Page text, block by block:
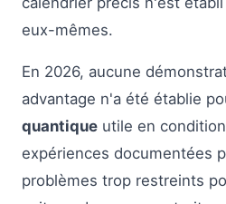
eux-mêmes.
En 2026, aucune
advantage n'a été établie
quantique utile en
expériences documentées
problèmes trop restreints